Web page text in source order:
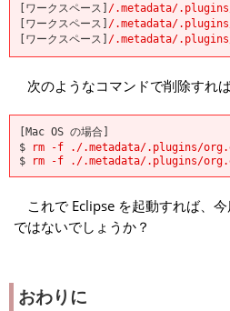
[ワークスペース] /.metadata/
[ワークスペース] /.metadata/
[ワークスペース] /.metadata/
次のようなコマンドで削除すれば
[Mac OS の場合]
$ rm -f ./.metadata/.plugins/
$ rm -f ./.metadata/.plugins/
これで Eclipse を起動すれば、
ではないでしょうか？
おわりに